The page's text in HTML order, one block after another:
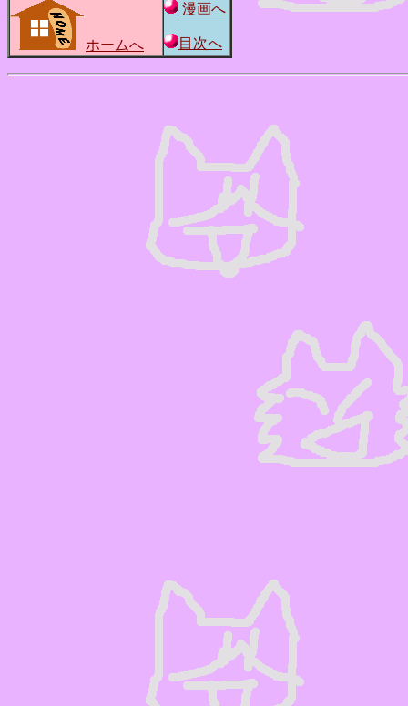
ホームへ
漫画へ
目次へ